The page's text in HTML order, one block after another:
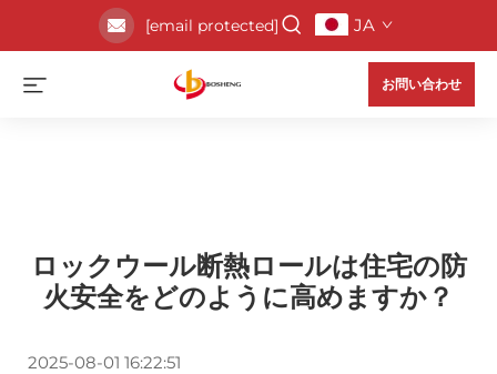
[email protected] JA
お問い合わせ
ロックウール断熱ロールは住宅の防
火安全をどのように高めますか？
2025-08-01 16:22:51